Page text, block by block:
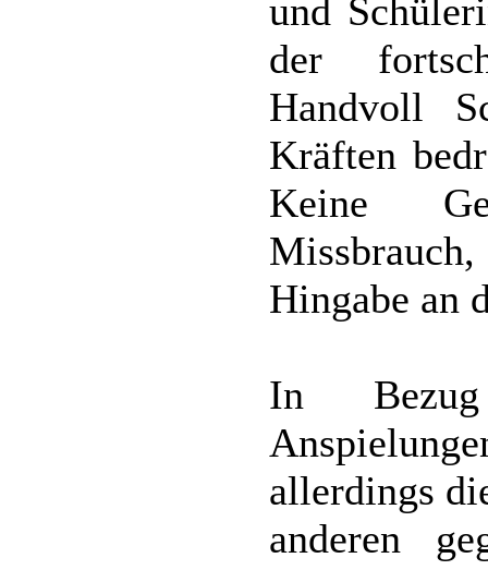
und
der
Handvoll
Kräften
Keine
Hingabe an
In
allerdings
anderen